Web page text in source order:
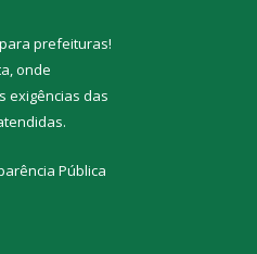
prefeituras!
onde
exigências das
Pública